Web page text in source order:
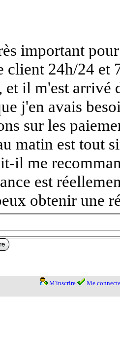
important
client 24h/24 et
et il m'est arrivé
j'en avais
sur les
matin est tout
il me
est
obtenir une
M'inscrire Me